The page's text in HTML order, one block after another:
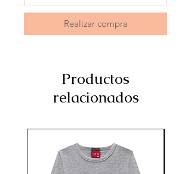
Realizar compra
Productos
relacionados